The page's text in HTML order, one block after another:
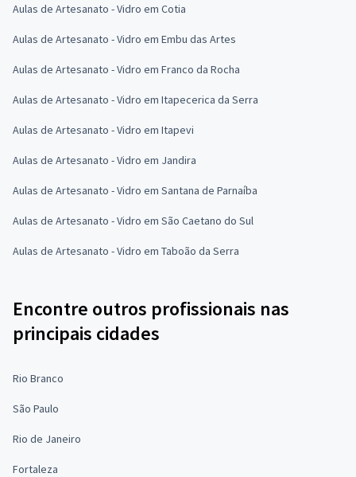
Aulas de Artesanato - Vidro em Cotia
Aulas de Artesanato - Vidro em Embu das Artes
Aulas de Artesanato - Vidro em Franco da Rocha
Aulas de Artesanato - Vidro em Itapecerica da Serra
Aulas de Artesanato - Vidro em Itapevi
Aulas de Artesanato - Vidro em Jandira
Aulas de Artesanato - Vidro em Santana de Parnaíba
Aulas de Artesanato - Vidro em São Caetano do Sul
Aulas de Artesanato - Vidro em Taboão da Serra
Encontre outros profissionais nas
principais cidades
Rio Branco
São Paulo
Rio de Janeiro
Fortaleza